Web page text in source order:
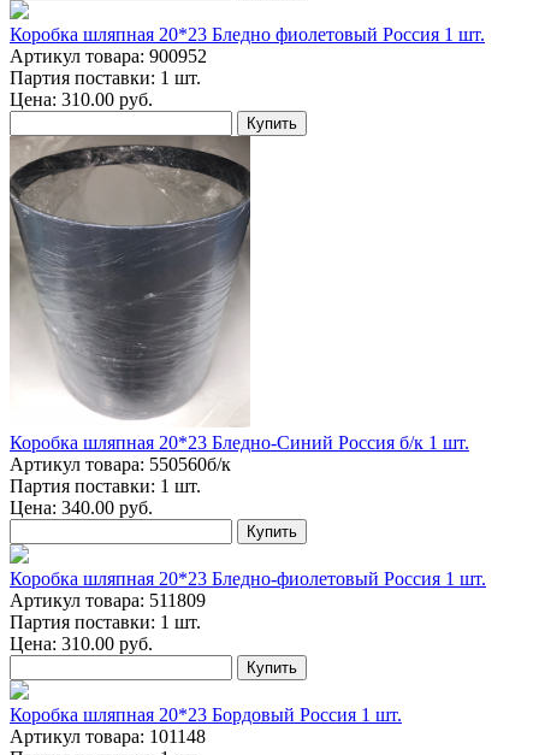
Коробка шляпная 20*23 Бледно фиолетовый Россия 1 шт.
Артикул товара: 900952
Партия поставки: 1 шт.
Цена: 310.00 руб.
Купить
Коробка шляпная 20*23 Бледно-Синий Россия б/к 1 шт.
Артикул товара: 550560б/к
Партия поставки: 1 шт.
Цена: 340.00 руб.
Купить
Коробка шляпная 20*23 Бледно-фиолетовый Россия 1 шт.
Артикул товара: 511809
Партия поставки: 1 шт.
Цена: 310.00 руб.
Купить
Коробка шляпная 20*23 Бордовый Россия 1 шт.
Артикул товара: 101148